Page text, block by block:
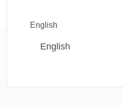
English
English